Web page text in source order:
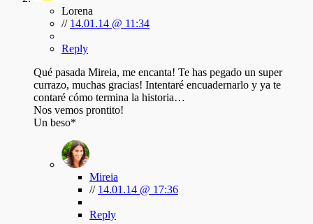
Lorena
// 14.01.14 @ 11:34
Reply
Qué pasada Mireia, me encanta! Te has pegado un super
currazo, muchas gracias! Intentaré encuadernarlo y ya te
contaré cómo termina la historia…
Nos vemos prontito!
Un beso*
Mireia
// 14.01.14 @ 17:36
Reply